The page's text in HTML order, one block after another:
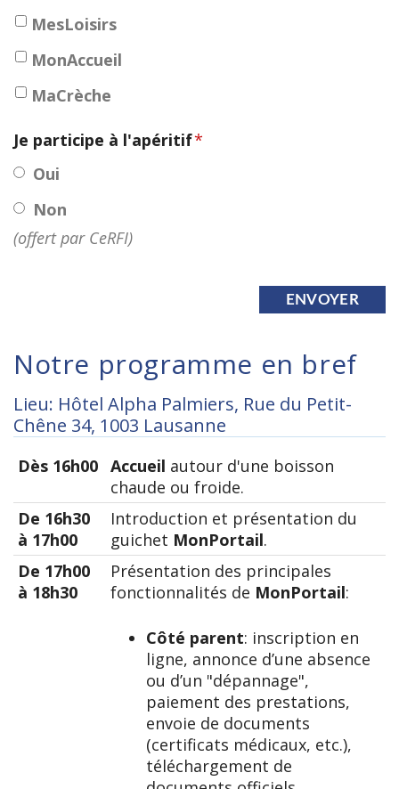
MesLoisirs
MonAccueil
MaCrèche
Je participe à l'apéritif*
Oui
Non
(offert par CeRFI)
ENVOYER
Notre programme en bref
Lieu: Hôtel Alpha Palmiers, Rue du Petit-
Chêne 34, 1003 Lausanne
Dès 16h00 Accueil autour d'une boisson
chaude ou froide.
De 16h30
à 17h00
Introduction et présentation du
guichet MonPortail.
De 17h00
à 18h30
Présentation des principales
fonctionnalités de MonPortail:
Côté parent: inscription en
ligne, annonce d’une absence
ou d’un "dépannage",
paiement des prestations,
envoie de documents
(certificats médicaux, etc.),
téléchargement de